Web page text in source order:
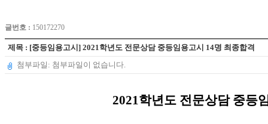
글번호 : 150172270
제목 : [중등임용고시] 2021학년도 전문상담 중등임용고시 14명 최종합격
첨부파일: 첨부파일이 없습니다.
2021학년도 전문상담 중등